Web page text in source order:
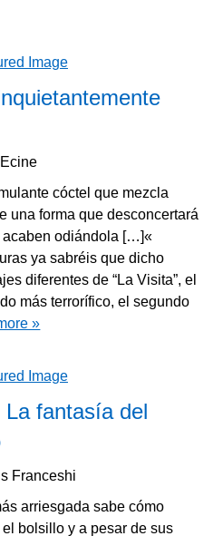
cóctel que mezcla
una forma que desconcertará
acaben odiándola […]«
ya sabréis que dicho
diferentes de “La Visita”, el
más terrorífico, el segundo
»
fantasía del
Franceshi
arriesgada sabe cómo
bolsillo y a pesar de sus